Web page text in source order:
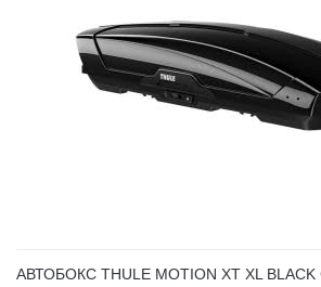
АВТОБОКС THULE MOTION XT XL BLACK